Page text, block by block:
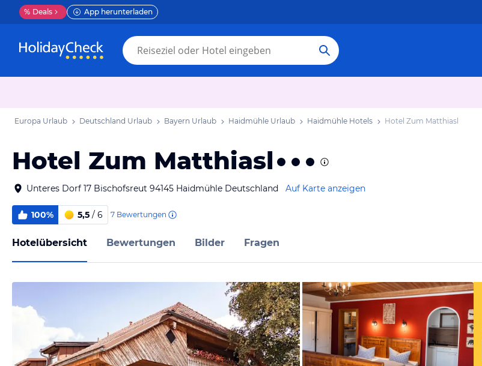
% Deals App herunterladen
Europa Urlaub Deutschland Urlaub Bayern Urlaub Haidmühle Urlaub Haidmühle Hotels Hotel Zum Matthiasl
Hotel Zum Matthiasl
Unteres Dorf 17 Bischofsreut 94145 Haidmühle Deutschland Auf Karte anzeigen
100% 5,5 / 6 7 Bewertungen
Hotelübersicht Bewertungen Bilder Fragen